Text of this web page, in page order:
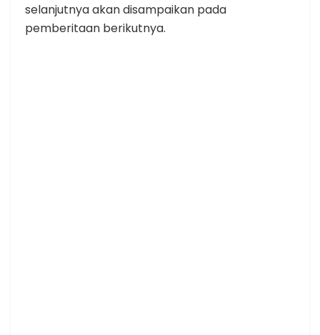
selanjutnya akan disampaikan pada
pemberitaan berikutnya.